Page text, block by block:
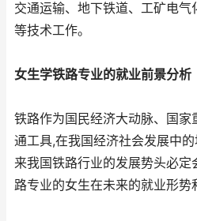
交通运输、地下铁道、工矿电
等技术工作。
女生学铁路专业的就业前景分析
铁路作为国民经济大动脉、国家
通工具,在我国经济社会发展中
来我国铁路行业的发展势头必
路专业的女生在未来的就业形势